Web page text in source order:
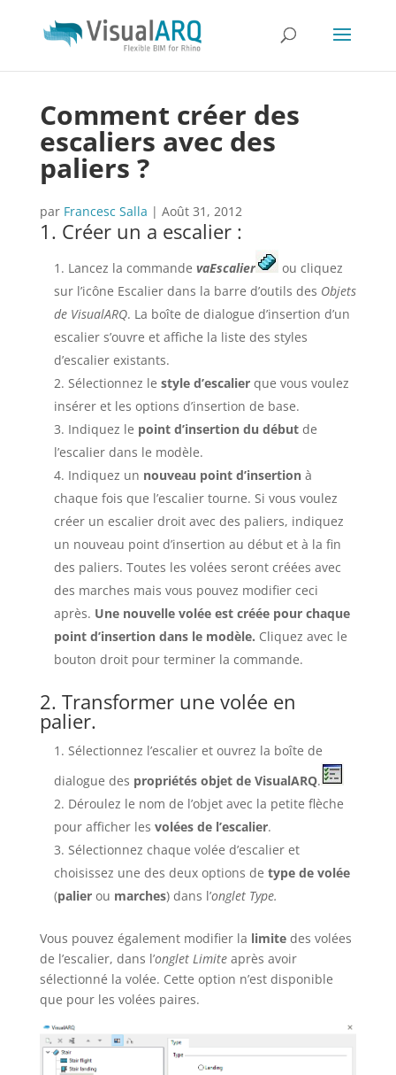
Comment créer des
escaliers avec des
paliers ?
par Francesc Salla | Août 31, 2012
1. Créer un a escalier :
Lancez la commande vaEscalier
ou cliquez
sur l’icône Escalier dans la barre d’outils des Objets
de VisualARQ. La boîte de dialogue d’insertion d’un
escalier s’ouvre et affiche la liste des styles
d’escalier existants.
Sélectionnez le style d’escalierque vous voulez
insérer et les options d’insertion de base.
Indiquez le point d’insertion du débutde
l’escalier dans le modèle.
Indiquez un nouveau point d’insertionà
chaque fois que l’escalier tourne. Si vous voulez
créer un escalier droit avec des paliers, indiquez
un nouveau point d’insertion au début et à la fin
des paliers. Toutes les volées seront créées avec
des marches mais vous pouvez modifier ceci
après. Une nouvelle volée est créée pour chaque
point d’insertion dans le modèle. Cliquez avec le
bouton droit pour terminer la commande.
2. Transformer une volée en
palier.
Sélectionnez l’escalier et ouvrez la boîte de
dialogue des propriétés objet de VisualARQ.
Déroulez le nom de l’objet avec la petite flèche
pour afficher les volées de l’escalier.
Sélectionnez chaque volée d’escalier et
choisissez une des deux options de type de volée
(palierou marches) dans l’onglet Type.
Vous pouvez également modifier la limitedes volées
de l’escalier, dans l’onglet Limiteaprès avoir
sélectionné la volée. Cette option n’est disponible
que pour les volées paires.